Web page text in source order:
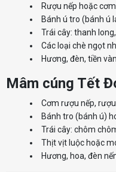
Rượu nếp hoặc
Bánh ú tro (bánh ú
Trái cây: thanh
Các loại chè ngọt
Hương, đèn, tiền
Mâm cúng Tết
Cơm rượu nếp,
Bánh tro (bánh ú)
Trái cây: chôm
Thịt vịt luộc hoặc
Hương, hoa, đèn